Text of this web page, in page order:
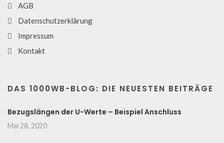
AGB
Datenschutzerklärung
Impressum
Kontakt
DAS 1000WB-BLOG: DIE NEUESTEN BEITRÄGE
Bezugslängen der U-Werte – Beispiel Anschluss
Mai 28, 2020